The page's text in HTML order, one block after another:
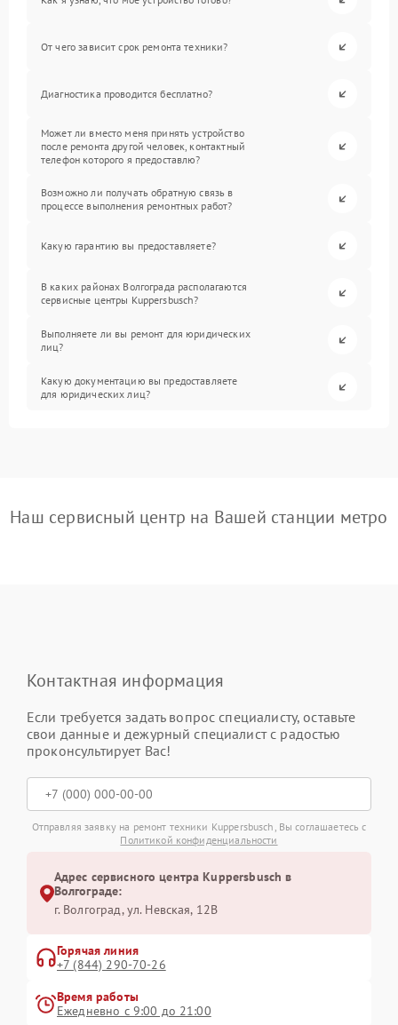
От чего зависит срок ремонта техники?
Диагностика проводится бесплатно?
Может ли вместо меня принять устройство
после ремонта другой человек, контактный
телефон которого я предоставлю?
Возможно ли получать обратную связь в
процессе выполнения ремонтных работ?
Какую гарантию вы предоставляете?
В каких районах Волгограда располагаются
сервисные центры Kuppersbusch?
Выполняете ли вы ремонт для юридических
лиц?
Какую документацию вы предоставляете
для юридических лиц?
Наш сервисный центр на Вашей станции метро
Контактная информация
Если требуется задать вопрос специалисту, оставьте
свои данные и дежурный специалист с радостью
проконсультирует Вас!
Отправляя заявку на ремонт техники Kuppersbusch, Вы соглашаетесь с
Политикой конфиденциальности
Адрес сервисного центра Kuppersbusch в
Волгограде:
г. Волгоград, ул. Невская, 12В
Горячая линия
+7 (844) 290-70-26
Время работы
Ежедневно с 9:00 до 21:00